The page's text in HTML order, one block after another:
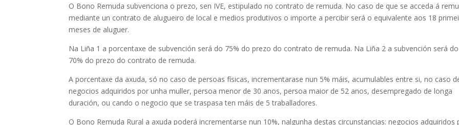
O Bono Remuda subvenciona o prezo, sen IVE, estipulado no contrato de remuda. No caso de que se acceda á
mediante un contrato de alugueiro de local e medios produtivos o importe a percibir será o equivalente aos 18
meses de aluguer.
Na Liña 1 a porcentaxe de subvención será do 75% do prezo do contrato de remuda. Na Liña 2 a subvención será do
70% do prezo do contrato de remuda.
A porcentaxe da axuda, só no caso de persoas físicas, incrementarase nun 5% máis, acumulables entre si, no caso
negocios adquiridos por unha muller, persoa menor de 30 anos, persoa maior de 52 anos, desempregado de longa
duración, ou cando o negocio que se traspasa ten máis de 5 traballadores.
O Bono Remuda Rural a axuda poderá incrementarse nun 10%, nalgunha destas circunstancias: negocios adquiridos